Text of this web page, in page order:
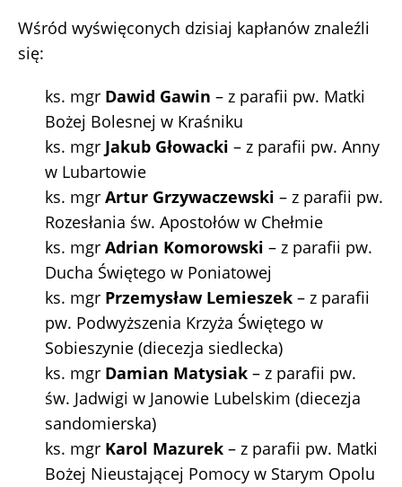
Wśród wyświęconych dzisiaj kapłanów znaleźli
się:
ks. mgr Dawid Gawin – z parafii pw. Matki
Bożej Bolesnej w Kraśniku
ks. mgr Jakub Głowacki – z parafii pw. Anny
w Lubartowie
ks. mgr Artur Grzywaczewski – z parafii pw.
Rozesłania św. Apostołów w Chełmie
ks. mgr Adrian Komorowski – z parafii pw.
Ducha Świętego w Poniatowej
ks. mgr Przemysław Lemieszek – z parafii
pw. Podwyższenia Krzyża Świętego w
Sobieszynie (diecezja siedlecka)
ks. mgr Damian Matysiak – z parafii pw.
św. Jadwigi w Janowie Lubelskim (diecezja
sandomierska)
ks. mgr Karol Mazurek – z parafii pw. Matki
Bożej Nieustającej Pomocy w Starym Opolu